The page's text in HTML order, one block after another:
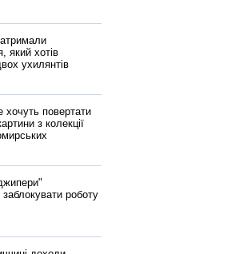
який хотів
ухилянтів
повертати
з колекції
роботу